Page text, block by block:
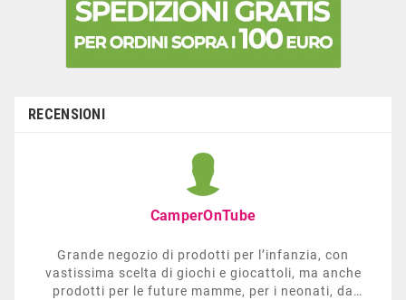
RECENSIONI
CamperOnTube
Grande negozio di prodotti per l’infanzia, con
vastissima scelta di giochi e giocattoli, ma anche
prodotti per le future mamme, per i neonati, da